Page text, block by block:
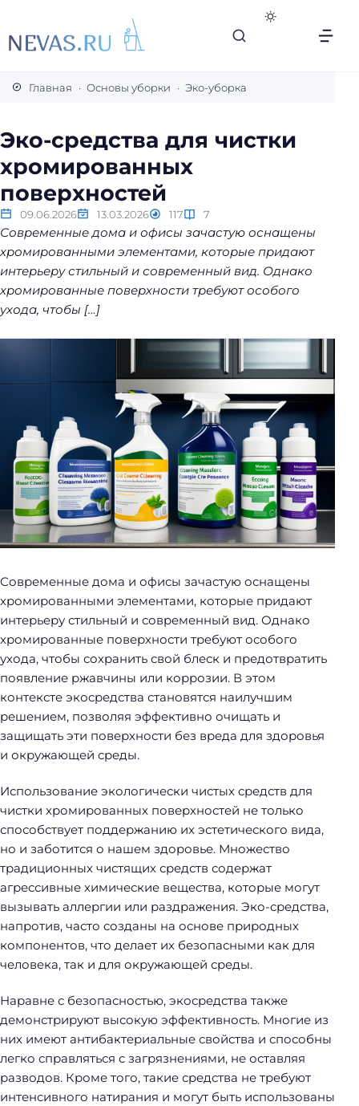
е
к
е
т
ы
л
е
г
к
о
Главная Основы уборки Эко-уборка
Эко-средства для чистки
хромированных
поверхностей
09.06.2026 13.03.2026 117 7
Современные дома и офисы зачастую оснащены
хромированными элементами, которые придают
интерьеру стильный и современный вид. Однако
хромированные поверхности требуют особого
ухода, чтобы […]
Современные дома и офисы зачастую оснащены
хромированными элементами, которые придают
интерьеру стильный и современный вид. Однако
хромированные поверхности требуют особого
ухода, чтобы сохранить свой блеск и предотвратить
появление ржавчины или коррозии. В этом
контексте экосредства становятся наилучшим
решением, позволяя эффективно очищать и
защищать эти поверхности без вреда для здоровья
и окружающей среды.
Использование экологически чистых средств для
чистки хромированных поверхностей не только
способствует поддержанию их эстетического вида,
но и заботится о нашем здоровье. Множество
традиционных чистящих средств содержат
агрессивные химические вещества, которые могут
вызывать аллергии или раздражения. Эко-средства,
напротив, часто созданы на основе природных
компонентов, что делает их безопасными как для
человека, так и для окружающей среды.
Наравне с безопасностью, экосредства также
демонстрируют высокую эффективность. Многие из
них имеют антибактериальные свойства и способны
легко справляться с загрязнениями, не оставляя
разводов. Кроме того, такие средства не требуют
интенсивного натирания и могут быть использованы